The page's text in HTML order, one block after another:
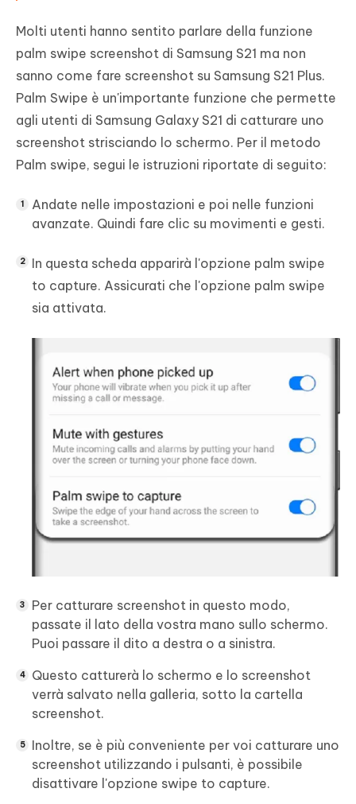
Molti utenti hanno sentito parlare della funzione
palm swipe screenshot di Samsung S21 ma non
sanno come fare screenshot su Samsung S21 Plus.
Palm Swipe è un'importante funzione che permette
agli utenti di Samsung Galaxy S21 di catturare uno
screenshot strisciando lo schermo. Per il metodo
Palm swipe, segui le istruzioni riportate di seguito:
Andate nelle impostazioni e poi nelle funzioni
avanzate. Quindi fare clic su movimenti e gesti.
In questa scheda apparirà l'opzione palm swipe
to capture. Assicurati che l'opzione palm swipe
sia attivata.
Per catturare screenshot in questo modo,
passate il lato della vostra mano sullo schermo.
Puoi passare il dito a destra o a sinistra.
Questo catturerà lo schermo e lo screenshot
verrà salvato nella galleria, sotto la cartella
screenshot.
Inoltre, se è più conveniente per voi catturare uno
screenshot utilizzando i pulsanti, è possibile
disattivare l'opzione swipe to capture.